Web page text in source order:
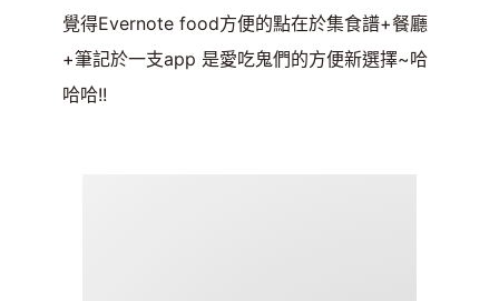
覺得Evernote food方便的點在於集食譜+餐廳
+筆記於一支app 是愛吃鬼們的方便新選擇~哈
哈哈!!